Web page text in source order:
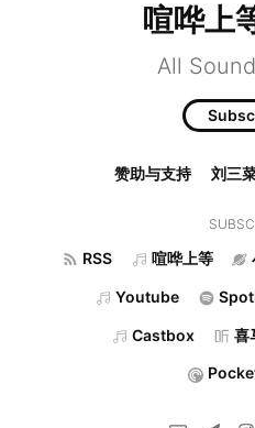
喧哗上
All
赞助与支持 刘三
RSS 喧哗上等
Youtube
Castbox 喜